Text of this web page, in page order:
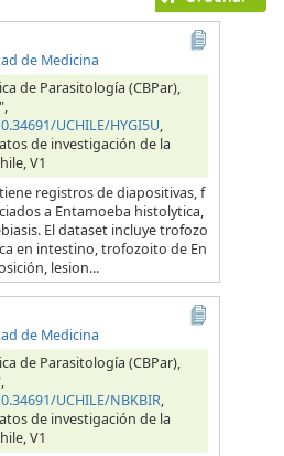
de Medicina
de Parasitología (CBPar),
UCHILE/HYGI5U,
de investigación de la
V1
registros de diapositivas, f
a Entamoeba histolytica,
El dataset incluye trofozo
en intestino, trofozoito de En
lesion...
de Medicina
de Parasitología (CBPar),
UCHILE/NBKBIR,
de investigación de la
V1